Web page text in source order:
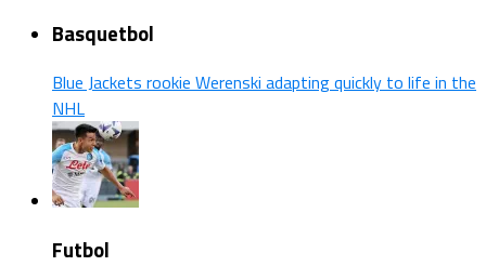
Basquetbol
Blue Jackets rookie Werenski adapting quickly to life in the
NHL
Futbol